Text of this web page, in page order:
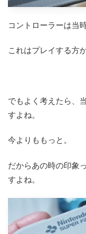
コントローラーは当
これはプレイする方
でもよく考えたら、
すよね。
今よりももっと。
だからあの時の印象
すよね。